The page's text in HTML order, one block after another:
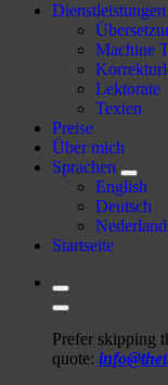
Dienstleistungen
Machine
Lektorate
Texten
Preise
Über mich
Sprachen
English
Deutsch
Startseite
Prefer skipping
quote: